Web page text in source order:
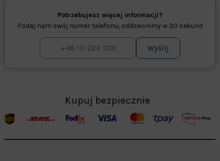
Potrzebujesz więcej informacji?
Podaj nam swój numer telefonu, oddzwonimy w 30 sekund
Wyślij
Kupuj bezpiecznie